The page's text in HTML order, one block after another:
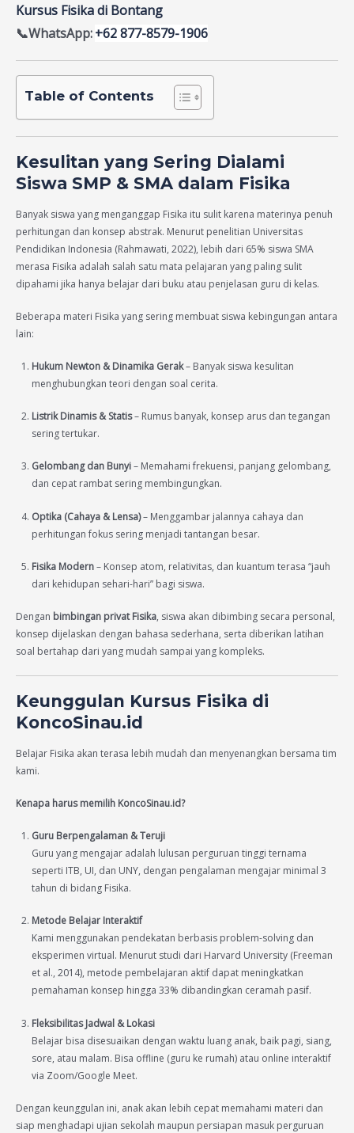
Kursus Fisika di Bontang
📞WhatsApp:+62 877-8579-1906
Table of Contents
Kesulitan yang Sering Dialami
Siswa SMP & SMA dalam Fisika
Banyak siswa yang menganggap Fisika itu sulit karena materinya penuh
perhitungan dan konsep abstrak. Menurut penelitian Universitas
Pendidikan Indonesia (Rahmawati, 2022), lebih dari 65% siswa SMA
merasa Fisika adalah salah satu mata pelajaran yang paling sulit
dipahami jika hanya belajar dari buku atau penjelasan guru di kelas.
Beberapa materi Fisika yang sering membuat siswa kebingungan antara
lain:
Hukum Newton & Dinamika Gerak– Banyak siswa kesulitan
menghubungkan teori dengan soal cerita.
Listrik Dinamis & Statis– Rumus banyak, konsep arus dan tegangan
sering tertukar.
Gelombang dan Bunyi– Memahami frekuensi, panjang gelombang,
dan cepat rambat sering membingungkan.
Optika (Cahaya & Lensa)– Menggambar jalannya cahaya dan
perhitungan fokus sering menjadi tantangan besar.
Fisika Modern– Konsep atom, relativitas, dan kuantum terasa “jauh
dari kehidupan sehari-hari” bagi siswa.
Dengan bimbingan privat Fisika, siswa akan dibimbing secara personal,
konsep dijelaskan dengan bahasa sederhana, serta diberikan latihan
soal bertahap dari yang mudah sampai yang kompleks.
Keunggulan Kursus Fisika di
KoncoSinau.id
Belajar Fisika akan terasa lebih mudah dan menyenangkan bersama tim
kami.
Kenapa harus memilih KoncoSinau.id?
Guru Berpengalaman & Teruji
Guru yang mengajar adalah lulusan perguruan tinggi ternama
seperti ITB, UI, dan UNY, dengan pengalaman mengajar minimal 3
tahun di bidang Fisika.
Metode Belajar Interaktif
Kami menggunakan pendekatan berbasis problem-solving dan
eksperimen virtual. Menurut studi dari Harvard University (Freeman
et al., 2014), metode pembelajaran aktif dapat meningkatkan
pemahaman konsep hingga 33% dibandingkan ceramah pasif.
Fleksibilitas Jadwal & Lokasi
Belajar bisa disesuaikan dengan waktu luang anak, baik pagi, siang,
sore, atau malam. Bisa offline (guru ke rumah) atau online interaktif
via Zoom/Google Meet.
Dengan keunggulan ini, anak akan lebih cepat memahami materi dan
siap menghadapi ujian sekolah maupun persiapan masuk perguruan